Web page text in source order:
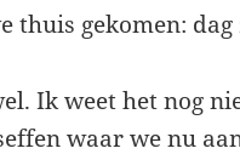
thuis gekomen:
Ik weet het nog
waar we nu